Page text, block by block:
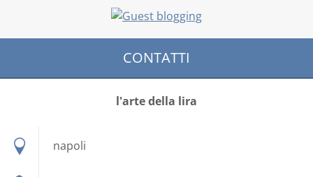
CONTATTI
l'arte della lira
napoli